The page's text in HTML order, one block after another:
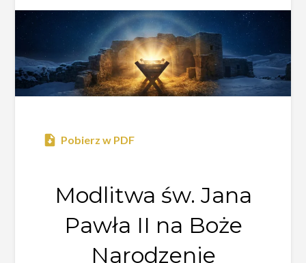
Pobierz w PDF
Modlitwa św. Jana
Pawła II na Boże
Narodzenie